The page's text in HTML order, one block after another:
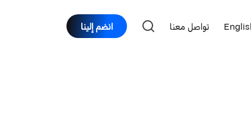
تواصل معنا انضم إلينا